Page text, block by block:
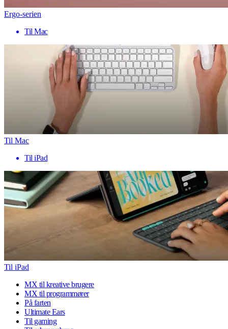
Ergo-serien
Til Mac
Til Mac
Til iPad
Til iPad
MX til kreative brugere
MX til programmører
På farten
Ultimate Ears
Til gaming